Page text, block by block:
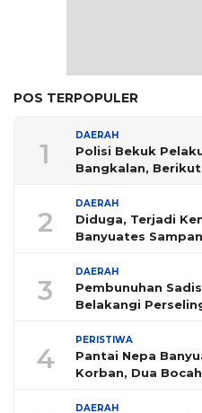
POS TERPOPULER
1
DAERAH
Polisi Bekuk
Bangkalan,
2
DAERAH
Diduga, Terjadi
Banyuates
3
DAERAH
Pembunuhan
Belakangi
4
PERISTIWA
Pantai Nepa
Korban, Dua
DAERAH